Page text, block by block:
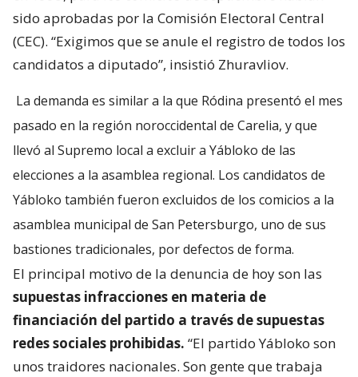
sido aprobadas por la Comisión Electoral Central
(CEC). “Exigimos que se anule el registro de todos los
candidatos a diputado”, insistió Zhuravliov.
La demanda es similar a la que Ródina presentó el mes
pasado en la región noroccidental de Carelia, y que
llevó al Supremo local a excluir a Yábloko de las
elecciones a la asamblea regional. Los candidatos de
Yábloko también fueron excluidos de los comicios a la
asamblea municipal de San Petersburgo, uno de sus
bastiones tradicionales, por defectos de forma.
El principal motivo de la denuncia de hoy son las
supuestas infracciones en materia de
financiación del partido a través de supuestas
redes sociales prohibidas. “El partido Yábloko son
unos traidores nacionales. Son gente que trabaja